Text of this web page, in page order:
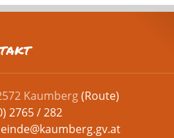
Kaumberg(Route)
2765 / 282